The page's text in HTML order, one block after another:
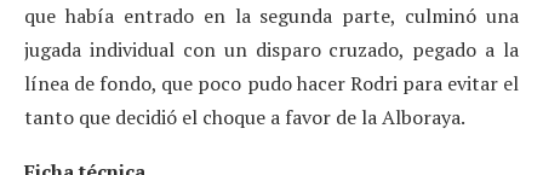
que había entrado en la segunda parte, culminó una
jugada individual con un disparo cruzado, pegado a la
línea de fondo, que poco pudo hacer Rodri para evitar el
tanto que decidió el choque a favor de la Alboraya.